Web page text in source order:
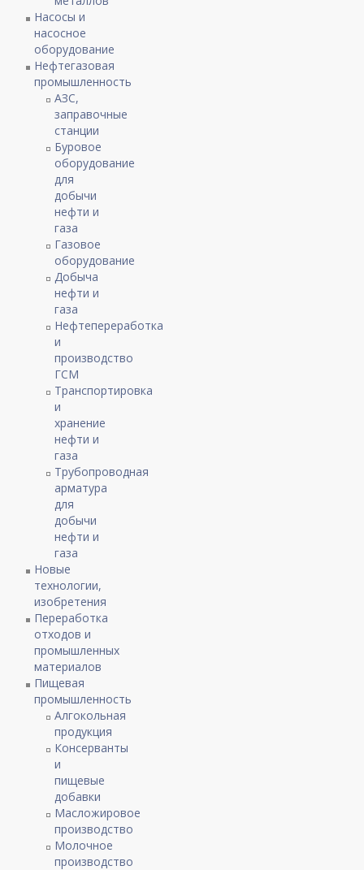
Насосы и
насосное
оборудование
Нефтегазовая
промышленность
АЗС,
заправочные
станции
Буровое
оборудование
для
добычи
нефти и
газа
Газовое
оборудование
Добыча
нефти и
газа
Нефтепереработка
и
производство
ГСМ
Транспортировка
и
хранение
нефти и
газа
Трубопроводная
арматура
для
добычи
нефти и
газа
Новые
технологии,
изобретения
Переработка
отходов и
промышленных
материалов
Пищевая
промышленность
Алгокольная
продукция
Консерванты
и
пищевые
добавки
Масложировое
производство
Молочное
производство